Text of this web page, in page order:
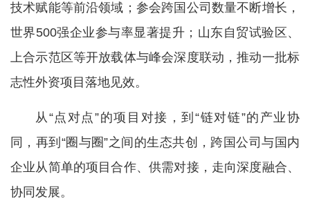
技术赋能等前沿领域；参会跨国公司数量不断增长，
世界500强企业参与率显著提升；山东自贸试验区、
上合示范区等开放载体与峰会深度联动，推动一批标
志性外资项目落地见效。
从“点对点”的项目对接，到“链对链”的产业协
同，再到“圈与圈”之间的生态共创，跨国公司与国内
企业从简单的项目合作、供需对接，走向深度融合、
协同发展。